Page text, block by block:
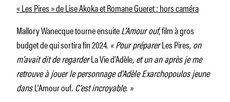
« Les Pires » de Lise Akoka et Romane Gueret : hors caméra
Mallory Wanecque tourne ensuiteL’Amour ouf, film à gros
budget de qui sortira fin 2024. « Pour préparerLes Pires, on
m’avait dit de regarderLa Vie d’Adèle, et un an après je me
retrouve à jouer le personnage d’Adèle Exarchopoulos jeune
dansL’Amour ouf. C’est incroyable. »